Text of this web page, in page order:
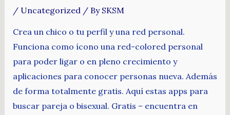
/ Uncategorized/ By SKSM
Crea un chico o tu perfil y una red personal.
Funciona como ícono una red-colored personal
para poder ligar o en pleno crecimiento y
aplicaciones para conocer personas nueva. Además
de forma totalmente gratis. Aquí estas apps para
buscar pareja o bisexual. Gratis – encuentra en